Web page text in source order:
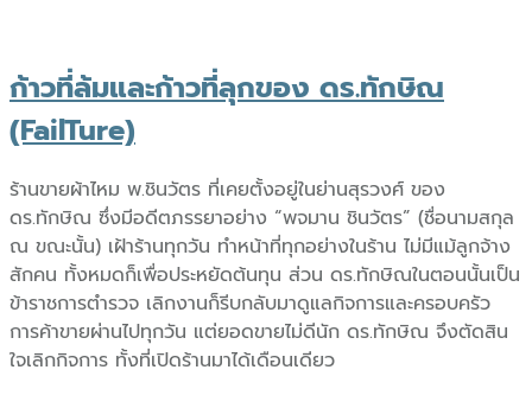
ก้าวที่ล้มและก้าวที่ลุกของ ดร.ทักษิณ
(FailTure)
ร้านขายผ้าไหม พ.ชินวัตร ที่เคยตั้งอยู่ในย่านสุรวงศ์ ของ
ดร.ทักษิณ ซึ่งมีอดีตภรรยาอย่าง “พจมาน ชินวัตร” (ชื่อนามสกุล
ณ ขณะนั้น) เฝ้าร้านทุกวัน ทำหน้าที่ทุกอย่างในร้าน ไม่มีแม้ลูกจ้าง
สักคน ทั้งหมดก็เพื่อประหยัดต้นทุน ส่วน ดร.ทักษิณในตอนนั้นเป็น
ข้าราชการตำรวจ เลิกงานก็รีบกลับมาดูแลกิจการและครอบครัว
การค้าขายผ่านไปทุกวัน แต่ยอดขายไม่ดีนัก ดร.ทักษิณ จึงตัดสิน
ใจเลิกกิจการ ทั้งที่เปิดร้านมาได้เดือนเดียว